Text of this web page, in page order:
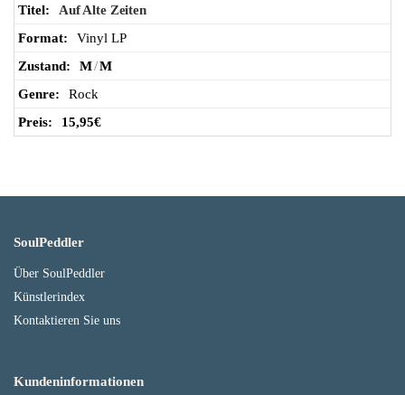
Auf Alte Zeiten
Vinyl LP
M/M
Rock
15,95€
SoulPeddler
Über SoulPeddler
Künstlerindex
Kontaktieren Sie uns
Kundeninformationen